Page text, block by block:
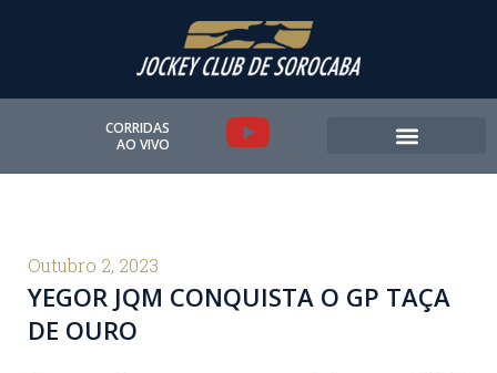
CORRIDAS
AO VIVO
Y
o
u
Outubro 2, 2023
YEGOR JQM CONQUISTA O GP TAÇA
DE OURO